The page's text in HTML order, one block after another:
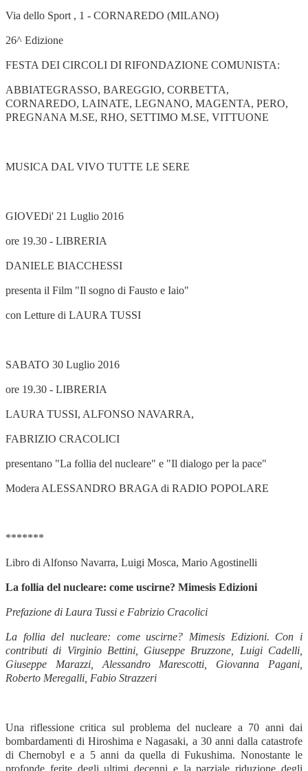
Via dello Sport , 1 - CORNAREDO (MILANO)
26^ Edizione
FESTA DEI CIRCOLI DI RIFONDAZIONE COMUNISTA:
ABBIATEGRASSO, BAREGGIO, CORBETTA,
CORNAREDO, LAINATE, LEGNANO, MAGENTA, PERO,
PREGNANA M.SE, RHO, SETTIMO M.SE, VITTUONE
MUSICA DAL VIVO TUTTE LE SERE
GIOVEDi' 21 Luglio 2016
ore 19.30 - LIBRERIA
DANIELE BIACCHESSI
presenta il Film "Il sogno di Fausto e Iaio"
con Letture di LAURA TUSSI
SABATO 30 Luglio 2016
ore 19.30 - LIBRERIA
LAURA TUSSI, ALFONSO NAVARRA,
FABRIZIO CRACOLICI
presentano "La follia del nucleare" e "Il dialogo per la pace"
Modera ALESSANDRO BRAGA di RADIO POPOLARE
*******
Libro di Alfonso Navarra, Luigi Mosca, Mario Agostinelli
La follia del nucleare: come uscirne? Mimesis Edizioni
Prefazione di Laura Tussi e Fabrizio Cracolici
La follia del nucleare: come uscirne? Mimesis Edizioni. Con i
contributi di Virginio Bettini, Giuseppe Bruzzone, Luigi Cadelli,
Giuseppe Marazzi, Alessandro Marescotti, Giovanna Pagani,
Roberto Meregalli, Fabio Strazzeri
Una riflessione critica sul problema del nucleare a 70 anni dai
bombardamenti di Hiroshima e Nagasaki, a 30 anni dalla catastrofe
di Chernobyl e a 5 anni da quella di Fukushima. Nonostante le